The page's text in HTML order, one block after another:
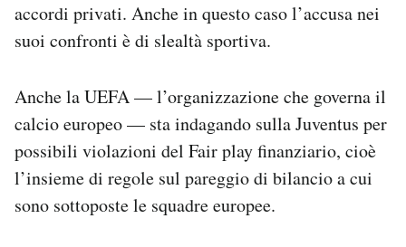
accordi privati. Anche in questo caso l’accusa nei
suoi confronti è di slealtà sportiva.
Anche la UEFA — l’organizzazione che governa il
calcio europeo — sta indagando sulla Juventus per
possibili violazioni del Fair play finanziario, cioè
l’insieme di regole sul pareggio di bilancio a cui
sono sottoposte le squadre europee.